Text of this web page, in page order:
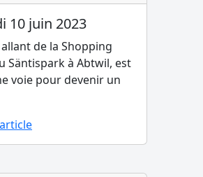
10 juin 2023
de la Shopping
Säntispark à Abtwil, est
voie pour devenir un